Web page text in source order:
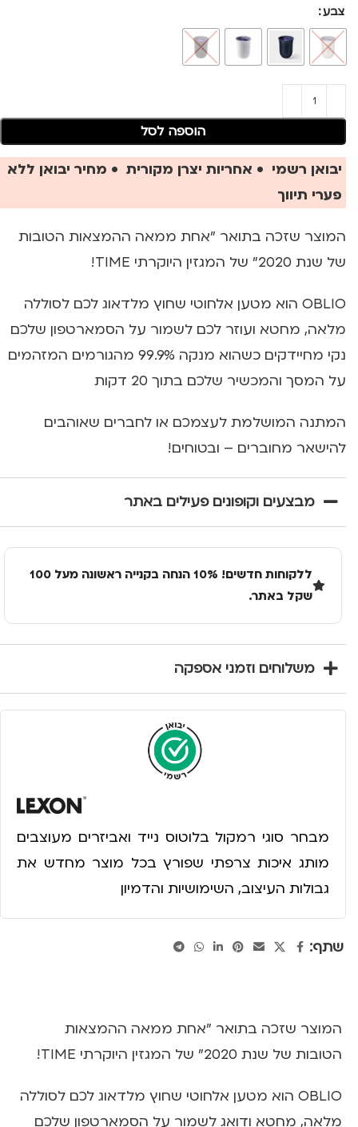
צבע
הוספה לסל
יבואן רשמי • אחריות יצרן מקורית • מחיר יבואן ללא
פערי תיווך
המוצר שזכה בתואר "אחת ממאה ההמצאות הטובות
של שנת 2020" של המגזין היוקרתי TIME!
OBLIO הוא מטען אלחוטי שחוץ מלדאוג לכם לסוללה
מלאה, מחטא ועוזר לכם לשמור על הסמארטפון שלכם
נקי מחיידקים כשהוא מנקה 99.9% מהגורמים המזהמים
על המסך והמכשיר שלכם בתוך 20 דקות
המתנה המושלמת לעצמכם או לחברים שאוהבים
להישאר מחוברים – ובטוחים!
מבצעים וקופונים פעילים באתר
ללקוחות חדשים! 10% הנחה בקנייה ראשונה מעל 100
שקל באתר.
משלוחים וזמני אספקה
מבחר סוגי רמקול בלוטוס נייד ואביזרים מעוצבים
מותג איכות צרפתי שפורץ בכל מוצר מחדש את
גבולות העיצוב, השימושיות והדמיון
שתף:
המוצר שזכה בתואר "אחת ממאה ההמצאות
הטובות של שנת 2020" של המגזין היוקרתי TIME!
OBLIO הוא מטען אלחוטי שחוץ מלדאוג לכם לסוללה
מלאה, מחטא ודואג לשמור על הסמארטפון שלכם